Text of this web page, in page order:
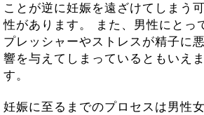
ことが逆に妊娠を遠ざけてしまう
性があります。 また、男性にとっ
プレッシャーやストレスが精子に
響を与えてしまっているともいえま
す。
妊娠に至るまでのプロセスは男性